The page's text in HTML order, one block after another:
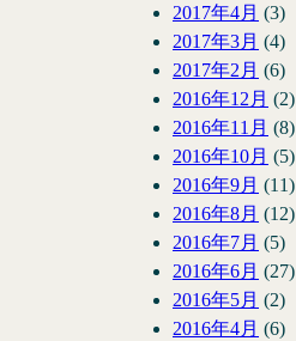
2017年4月 (3)
2017年3月 (4)
2017年2月 (6)
2016年12月 (2)
2016年11月 (8)
2016年10月 (5)
2016年9月 (11)
2016年8月 (12)
2016年7月 (5)
2016年6月 (27)
2016年5月 (2)
2016年4月 (6)